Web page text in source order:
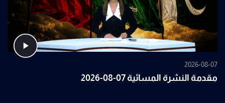
2026-08-07
مقدمة النشرة المسائية 07-08-2026